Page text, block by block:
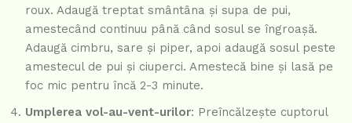
roux. Adaugă treptat smântâna și supa de pui,
amestecând continuu până când sosul se îngroașă.
Adaugă cimbru, sare și piper, apoi adaugă sosul peste
amestecul de pui și ciuperci. Amestecă bine și lasă pe
foc mic pentru încă 2-3 minute.
Umplerea vol-au-vent-urilor: Preîncălzește cuptorul